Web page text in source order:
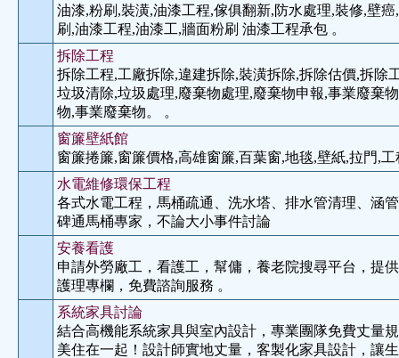
油漆,粉刷,裝潢,油漆工程,傢俱翻新,防水處理,裝修,壁
刷,油漆工程,油漆工,牆面粉刷 油漆工程承包 。
拆除工程
拆除工程,工廠拆除,違建拆除,裝潢拆除,拆除估價,拆除
垃圾清除,垃圾處理,廢棄物處理,廢棄物申報,事業廢棄
物,事業廢棄物。 。
窗簾壁紙館
窗簾捲簾,窗簾價格,高雄窗簾,百葉窗,地毯,壁紙,拉門,
水電維修環保工程
各式水電工程，馬桶疏通、洗水塔、排水管清理、涵
碑通馬桶專家，不論大小事件討論
安養看護
申請外勞廠工，看護工，幫傭，養老院搜尋平台，提
護理專欄，免費諮詢服務 。
系統家具討論
結合高機能系統家具與室內設計，專業團隊免費丈量
美住在一起！設計師實地丈量，客製化家具設計，讓